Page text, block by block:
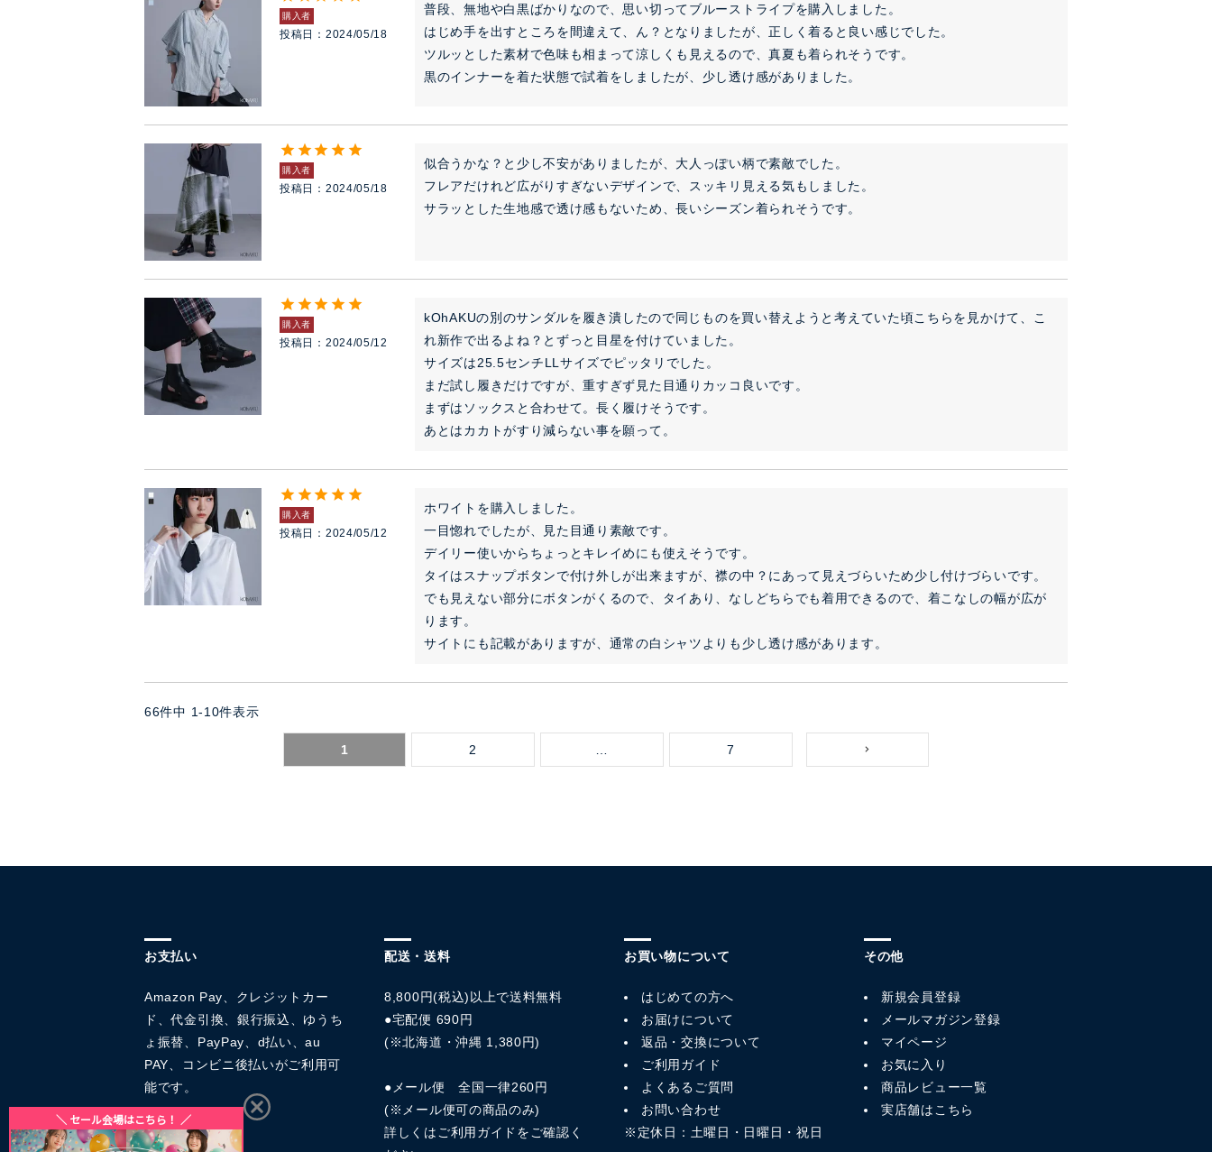
購入者
投稿日 2024/05/18
普段、無地や白黒ばかりなので、思い切ってブルーストライプを購入しました。
はじめ手を出すところを間違えて、ん？となりましたが、正しく着ると良い感じでした。
ツルッとした素材で色味も相まって涼しくも見えるので、真夏も着られそうです。
黒のインナーを着た状態で試着をしましたが、少し透け感がありました。
購入者
投稿日 2024/05/18
似合うかな？と少し不安がありましたが、大人っぽい柄で素敵でした。
フレアだけれど広がりすぎないデザインで、スッキリ見える気もしました。
購入者
投稿日 2024/05/12
kOhAKUの別のサンダルを履き潰したので同じものを買い替えようと考えていた頃こちらを見かけて、こ
れ新作で出るよね？とずっと目星を付けていました。
サイズは25.5センチLLサイズでピッタリでした。
まだ試し履きだけですが、重すぎず見た目通りカッコ良いです。
まずはソックスと合わせて。長く履けそうです。
あとはカカトがすり減らない事を願って。
購入者
投稿日 2024/05/12
ホワイトを購入しました。
一目惚れでしたが、見た目通り素敵です。
デイリー使いからちょっとキレイめにも使えそうです。
タイはスナップボタンで付け外しが出来ますが、襟の中？にあって見えづらいため少し付けづらいです。
でも見えない部分にボタンがくるので、タイあり、なしどちらでも着用できるので、着こなしの幅が広が
ります。
サイトにも記載がありますが、通常の白シャツよりも少し透け感があります。
66件中 1-10件表示
1 2 7
お支払い
Amazon Pay、クレジットカー
ド、代金引換、銀行振込、ゆうち
ょ振替、PayPay、d払い、au
PAY、コンビニ後払いがご利用可
能です。
配送・送料
8,800円(税込)以上で送料無料
●宅配便 690円
(※北海道・沖縄 1,380円)
●メール便 全国一律260円
(※メール便可の商品のみ)
詳しくは ご利用ガイド をご確認く
お買い物について
はじめての方へ
お届けについて
返品・交換について
ご利用ガイド
よくあるご質問
お問い合わせ
※定休日：土曜日・日曜日・祝日
その他
新規会員登録
メールマガジン登録
マイページ
お気に入り
商品レビュー一覧
実店舗はこちら